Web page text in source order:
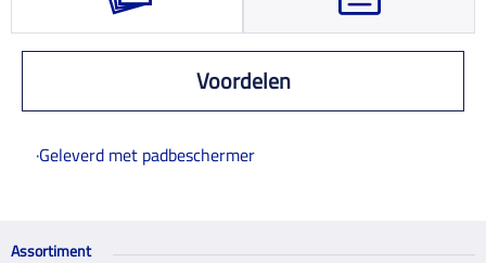
Voordelen
·Geleverd met padbeschermer
Assortiment